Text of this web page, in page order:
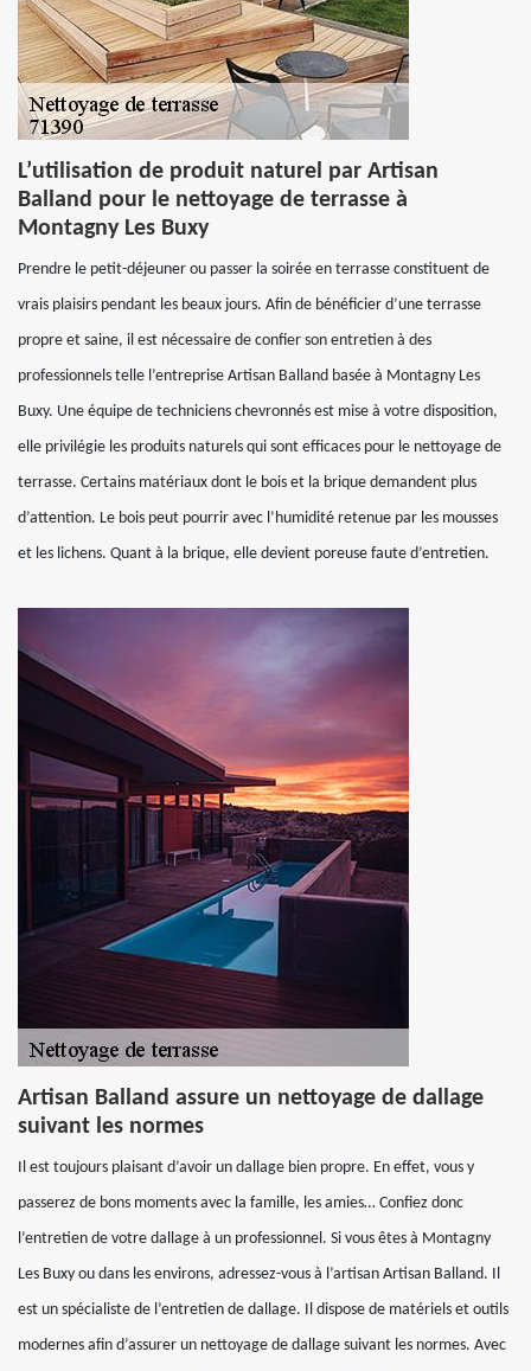
L’utilisation de produit naturel par Artisan
Balland pour le nettoyage de terrasse à
Montagny Les Buxy
Prendre le petit-déjeuner ou passer la soirée en terrasse constituent de
vrais plaisirs pendant les beaux jours. Afin de bénéficier d’une terrasse
propre et saine, il est nécessaire de confier son entretien à des
professionnels telle l’entreprise Artisan Balland basée à Montagny Les
Buxy. Une équipe de techniciens chevronnés est mise à votre disposition,
elle privilégie les produits naturels qui sont efficaces pour le nettoyage de
terrasse. Certains matériaux dont le bois et la brique demandent plus
d’attention. Le bois peut pourrir avec l’humidité retenue par les mousses
et les lichens. Quant à la brique, elle devient poreuse faute d’entretien.
Artisan Balland assure un nettoyage de dallage
suivant les normes
Il est toujours plaisant d’avoir un dallage bien propre. En effet, vous y
passerez de bons moments avec la famille, les amies… Confiez donc
l’entretien de votre dallage à un professionnel. Si vous êtes à Montagny
Les Buxy ou dans les environs, adressez-vous à l’artisan Artisan Balland. Il
est un spécialiste de l’entretien de dallage. Il dispose de matériels et outils
modernes afin d’assurer un nettoyage de dallage suivant les normes. Avec